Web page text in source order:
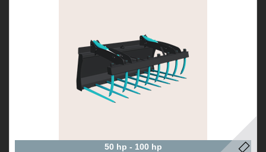
50 hp - 100 hp